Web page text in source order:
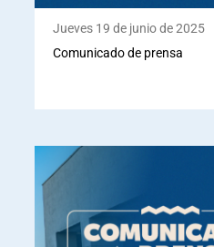
Jueves 19 de junio de 2025
Comunicado de prensa